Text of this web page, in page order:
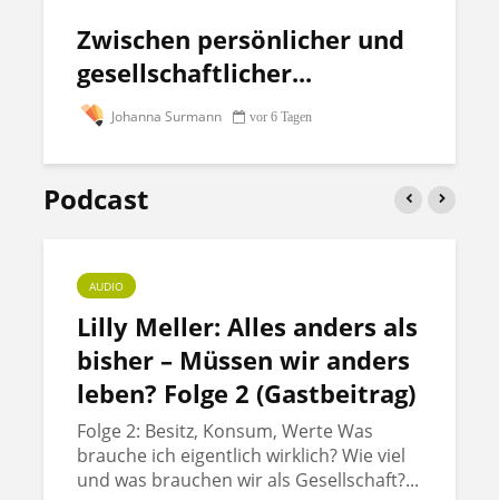
Zwischen persönlicher und
gesellschaftlicher...
Johanna Surmann vor 6 Tagen
Podcast
AUDIO
Lilly Meller: Alles anders als
bisher – Müssen wir anders
leben? Folge 2 (Gastbeitrag)
Folge 2: Besitz, Konsum, Werte Was
brauche ich eigentlich wirklich? Wie viel
und was brauchen wir als Gesellschaft?...